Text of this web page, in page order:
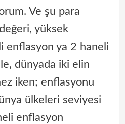
Ve şu para
yüksek
enflasyon ya 2 haneli
dünyada iki elin
iken; enflasyonu
ülkeleri seviyesi
enflasyon